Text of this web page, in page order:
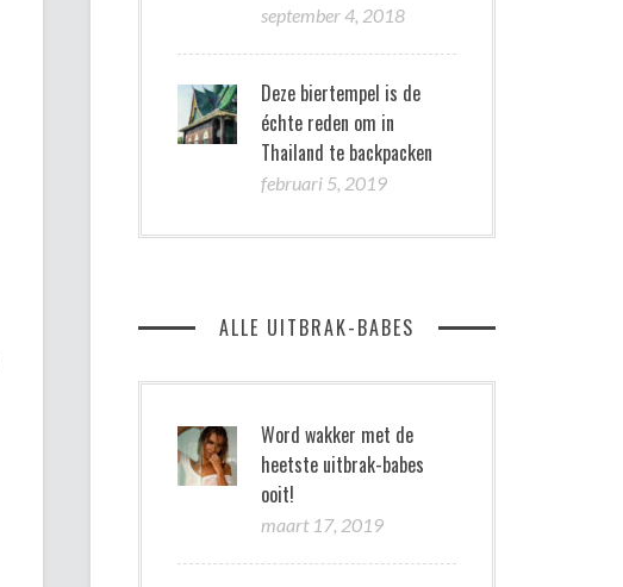
september 4, 2018
Deze biertempel is de
échte reden om in
Thailand te backpacken
februari 5, 2019
ALLE UITBRAK-BABES
Word wakker met de
heetste uitbrak-babes
ooit!
maart 17, 2019